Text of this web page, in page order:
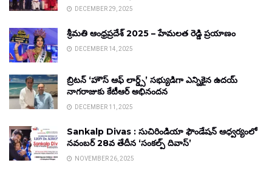
DECEMBER 29, 2025
శ్రీమతి ఆంధ్రప్రదేశ్ 2025 – హేమలత రెడ్డి ప్రయాణం
DECEMBER 14, 2025
బ్రిటన్ ‘హౌస్ ఆఫ్ లార్డ్స్’ సభ్యుడిగా ఎన్నికైన ఉదయ్
నాగరాజుకు కేటీఆర్ అభినందన
DECEMBER 11, 2025
Sankalp Divas : సుచిరిండియా ఫౌండేషన్ ఆధ్వర్యంలో
నవంబర్ 28వ తేదీన ‘సంకల్ప్ దివాస్’
NOVEMBER 26, 2025